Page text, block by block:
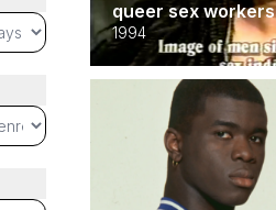
queer sex workers
1994